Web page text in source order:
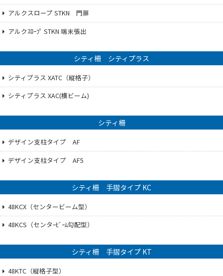
アルクスロープ STKN 門扉
アルクｽﾛｰﾌﾟ STKN 端末張出
シティ柵 シティプラス
シティプラス XATC（縦格子）
シティプラス XAC(横ビーム)
シティ柵
デザイン支柱タイプ AF
デザイン支柱タイプ AF5
シティ柵 手摺タイプ KC
48KCX（センタービーム型）
48KCS（センタｰﾋﾞｰﾑ勾配型）
シティ柵 手摺タイプ KT
48KTC（縦格子型）